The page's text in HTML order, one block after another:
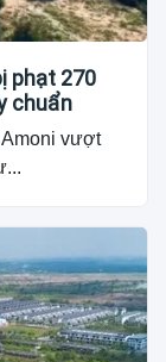
phạt 270
chuẩn
vượt